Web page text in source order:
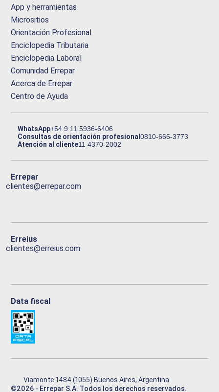
App y herramientas
Micrositios
Orientación Profesional
Enciclopedia Tributaria
Enciclopedia Laboral
Comunidad Errepar
Acerca de Errepar
Centro de Ayuda
WhatsApp+54 9 11 5936-6406
Consultas de orientación profesional0810-666-3773
Atención al cliente11 4370-2002
Errepar
clientes@errepar.com
Erreius
clientes@erreius.com
Data fiscal
Viamonte 1484 (1055) Buenos Aires, Argentina
©2026 - Errepar S.A. Todos los derechos reservados.